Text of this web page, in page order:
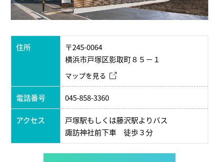
住所
〒245-0064
横浜市戸塚区影取町８５－１
マップを見る
電話番号 045-858-3360
アクセス
戸塚駅もしくは藤沢駅よりバス
諏訪神社前下車 徒歩３分